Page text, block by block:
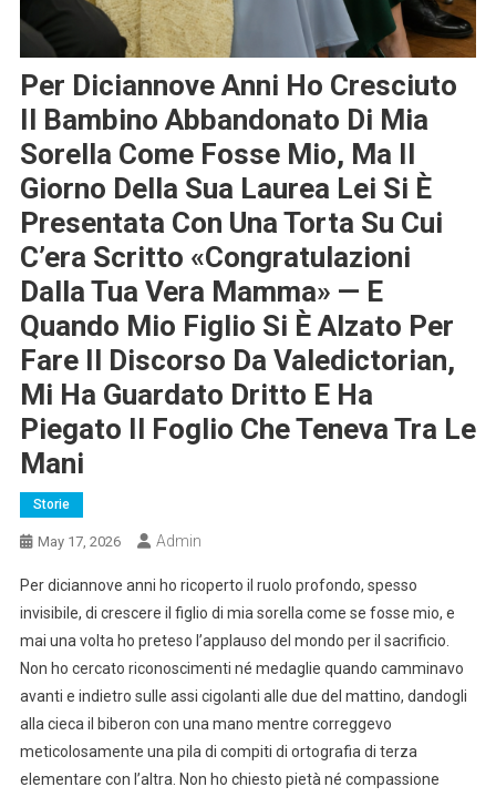
Per Diciannove Anni Ho Cresciuto
Il Bambino Abbandonato Di Mia
Sorella Come Fosse Mio, Ma Il
Giorno Della Sua Laurea Lei Si È
Presentata Con Una Torta Su Cui
C’era Scritto «congratulazioni
Dalla Tua Vera Mamma» — E
Quando Mio Figlio Si È Alzato Per
Fare Il Discorso Da Valedictorian,
Mi Ha Guardato Dritto E Ha
Piegato Il Foglio Che Teneva Tra Le
Mani
Storie
May 17, 2026 Admin
Per diciannove anni ho ricoperto il ruolo profondo, spesso
invisibile, di crescere il figlio di mia sorella come se fosse mio, e
mai una volta ho preteso l’applauso del mondo per il sacrificio.
Non ho cercato riconoscimenti né medaglie quando camminavo
avanti e indietro sulle assi cigolanti alle due del mattino, dandogli
alla cieca il biberon con una mano mentre correggevo
meticolosamente una pila di compiti di ortografia di terza
elementare con l’altra. Non ho chiesto pietà né compassione